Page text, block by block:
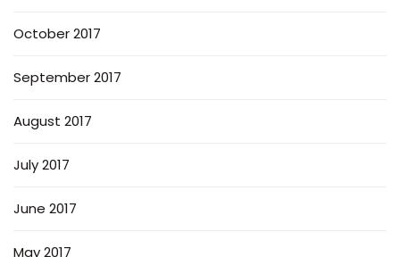
October 2017
September 2017
August 2017
July 2017
June 2017
May 2017